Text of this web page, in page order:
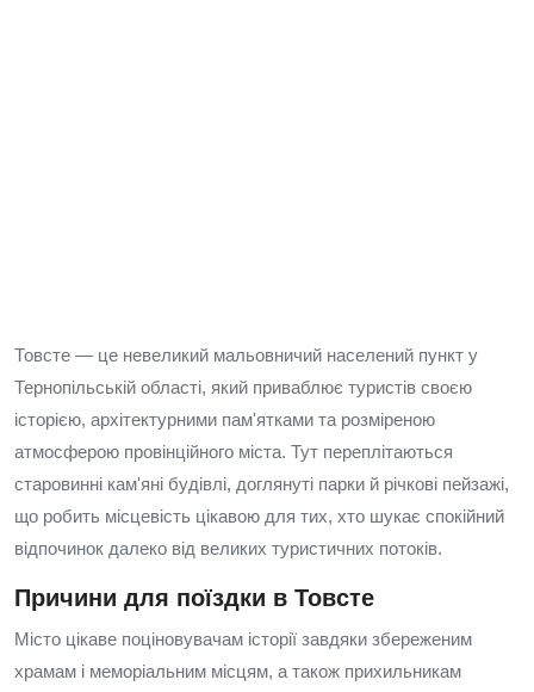
Товсте — це невеликий мальовничий населений пункт у
Тернопільській області, який приваблює туристів своєю
історією, архітектурними пам'ятками та розміреною
атмосферою провінційного міста. Тут переплітаються
старовинні кам'яні будівлі, доглянуті парки й річкові пейзажі,
що робить місцевість цікавою для тих, хто шукає спокійний
відпочинок далеко від великих туристичних потоків.
Причини для поїздки в Товсте
Місто цікаве поціновувачам історії завдяки збереженим
храмам і меморіальним місцям, а також прихильникам